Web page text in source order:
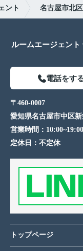
ント 名古屋市北
ルームエージェン
電話をす
〒460-0007
愛知県名古屋市中区
営業時間： 10:00~19:00
定休日： 不定休
トップページ